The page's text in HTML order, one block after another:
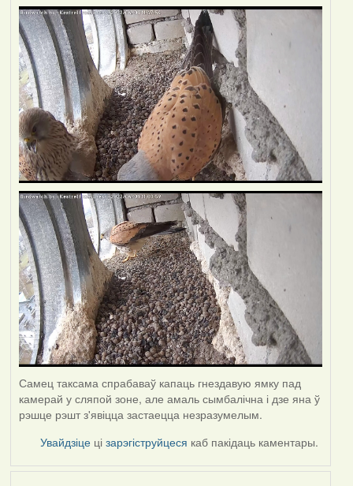
Самец таксама спрабаваў капаць гнездавую ямку пад
камерай у сляпой зоне, але амаль сымбалічна і дзе яна ў
рэшце рэшт з'явіцца застаецца незразумелым.
Увайдзіце цізарэгіструйцеся каб пакідаць каментары.